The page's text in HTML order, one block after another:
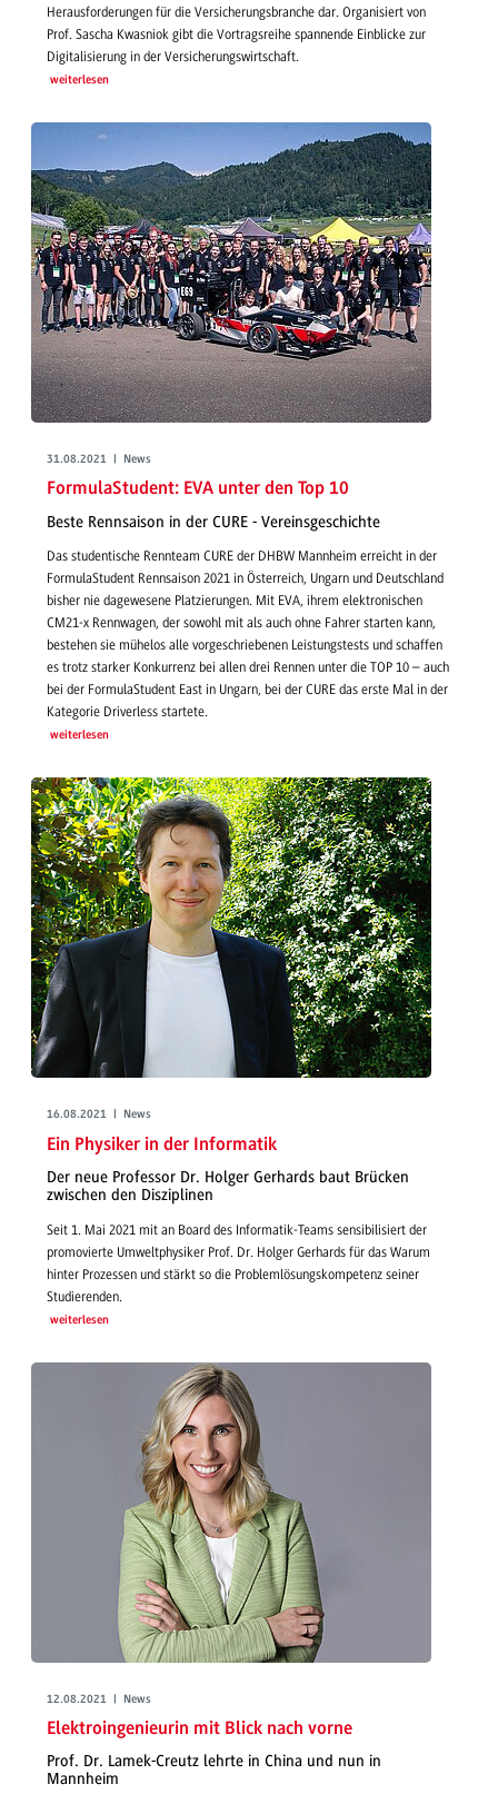
Herausforderungen für die Versicherungsbranche dar. Organisiert von
Prof. Sascha Kwasniok gibt die Vortragsreihe spannende Einblicke zur
Digitalisierung in der Versicherungswirtschaft.
weiterlesen
31.08.2021 | News
FormulaStudent: EVA unter den Top 10
Beste Rennsaison in der CURE - Vereinsgeschichte
Das studentische Rennteam CURE der DHBW Mannheim erreicht in der
FormulaStudent Rennsaison 2021 in Österreich, Ungarn und Deutschland
bisher nie dagewesene Platzierungen. Mit EVA, ihrem elektronischen
CM21-x Rennwagen, der sowohl mit als auch ohne Fahrer starten kann,
bestehen sie mühelos alle vorgeschriebenen Leistungstests und schaffen
es trotz starker Konkurrenz bei allen drei Rennen unter die TOP 10 – auch
bei der FormulaStudent East in Ungarn, bei der CURE das erste Mal in der
Kategorie Driverless startete.
weiterlesen
16.08.2021 | News
Ein Physiker in der Informatik
Der neue Professor Dr. Holger Gerhards baut Brücken
zwischen den Disziplinen
Seit 1. Mai 2021 mit an Board des Informatik-Teams sensibilisiert der
promovierte Umweltphysiker Prof. Dr. Holger Gerhards für das Warum
hinter Prozessen und stärkt so die Problemlösungskompetenz seiner
Studierenden.
weiterlesen
12.08.2021 | News
Elektroingenieurin mit Blick nach vorne
Prof. Dr. Lamek-Creutz lehrte in China und nun in
Mannheim